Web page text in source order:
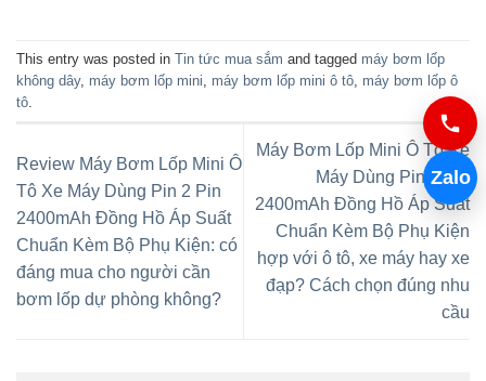
This entry was posted in Tin tức mua sắm and tagged máy bơm lốp
không dây, máy bơm lốp mini máy bơm lốp mini ô tô máy bơm lốp ô
tô
Review Máy Bơm Lốp Mini Ô
Tô Xe Máy Dùng Pin 2 Pin
2400mAh Đồng Hồ Áp Suất
Chuẩn Kèm Bộ Phụ Kiện: có
đáng mua cho người cần
bơm lốp dự phòng không?
Máy Bơm Lốp Mini Ô Tô Xe
Máy Dùng Pin 2 Pin
2400mAh Đồng Hồ Áp Suất
Chuẩn Kèm Bộ Phụ Kiện
hợp với ô tô, xe máy hay xe
đạp? Cách chọn đúng nhu
cầu
Zalo